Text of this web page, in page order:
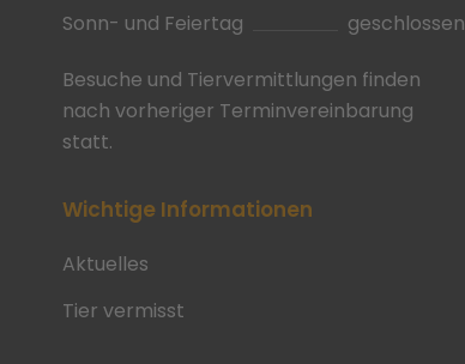
Sonn- und Feiertag
geschlossen
Besuche und Tiervermittlungen finden
nach vorheriger Terminvereinbarung
statt.
Wichtige Informationen
Aktuelles
Tier vermisst